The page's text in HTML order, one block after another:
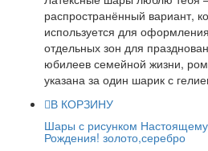
распространённый вариант,
используется для
отдельных зон для
юбилеев семейной жизни,
указана за один шарик с
В КОРЗИНУ
Шары с рисунком
Рождения! золото,серебро